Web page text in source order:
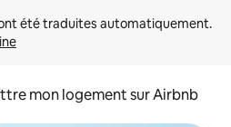
mon logement sur Airbnb